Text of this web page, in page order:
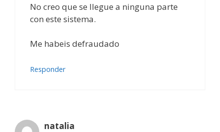
No creo que se llegue a ninguna parte
con este sistema.
Me habeis defraudado
Responder
natalia